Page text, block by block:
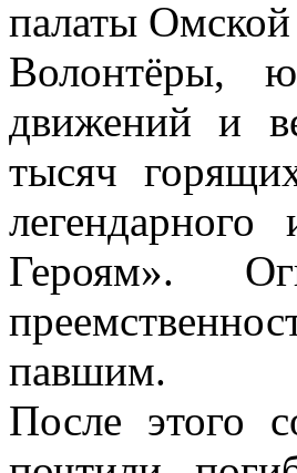
палаты Омской
Волонтёры,
движений и
тысяч
Героям».
павшим.
После этого